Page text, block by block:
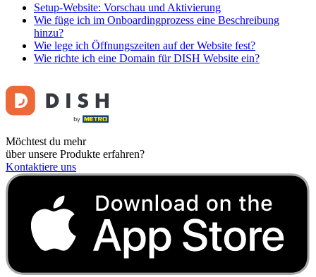
Setup-Website: Vorschau und Aktivierung
Wie füge ich im Onboardingprozess eine Beschreibung
hinzu?
Wie lege ich Öffnungszeiten auf der Website fest?
Wie richte ich eine Domain für DISH Website ein?
Möchtest du mehr
über unsere Produkte erfahren?
Kontaktiere uns